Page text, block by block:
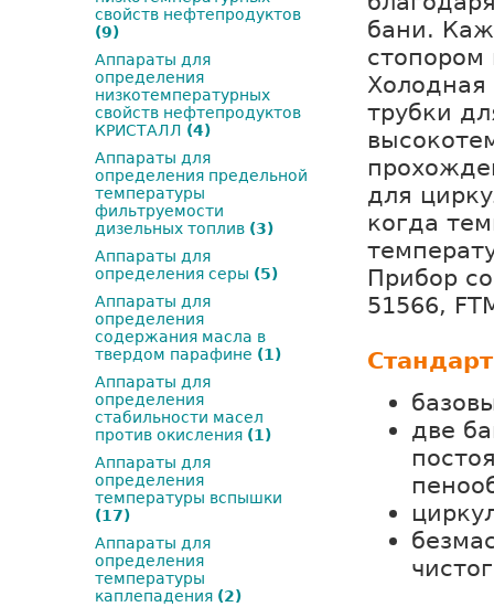
бани.
стопором
Холодная
трубки
для
когда
Прибор
51566,
две
свойств нефтепродуктов
(9)
Аппараты для
определения
низкотемпературных
свойств нефтепродуктов
КРИСТАЛЛ (4)
Аппараты для
определения предельной
температуры
фильтруемости
дизельных топлив (3)
Аппараты для
определения серы (5)
Аппараты для
определения
содержания масла в
твердом парафине (1)
Аппараты для
определения
стабильности масел
против окисления (1)
Аппараты для
определения
температуры вспышки
(17)
Аппараты для
определения
температуры
каплепадения (2)